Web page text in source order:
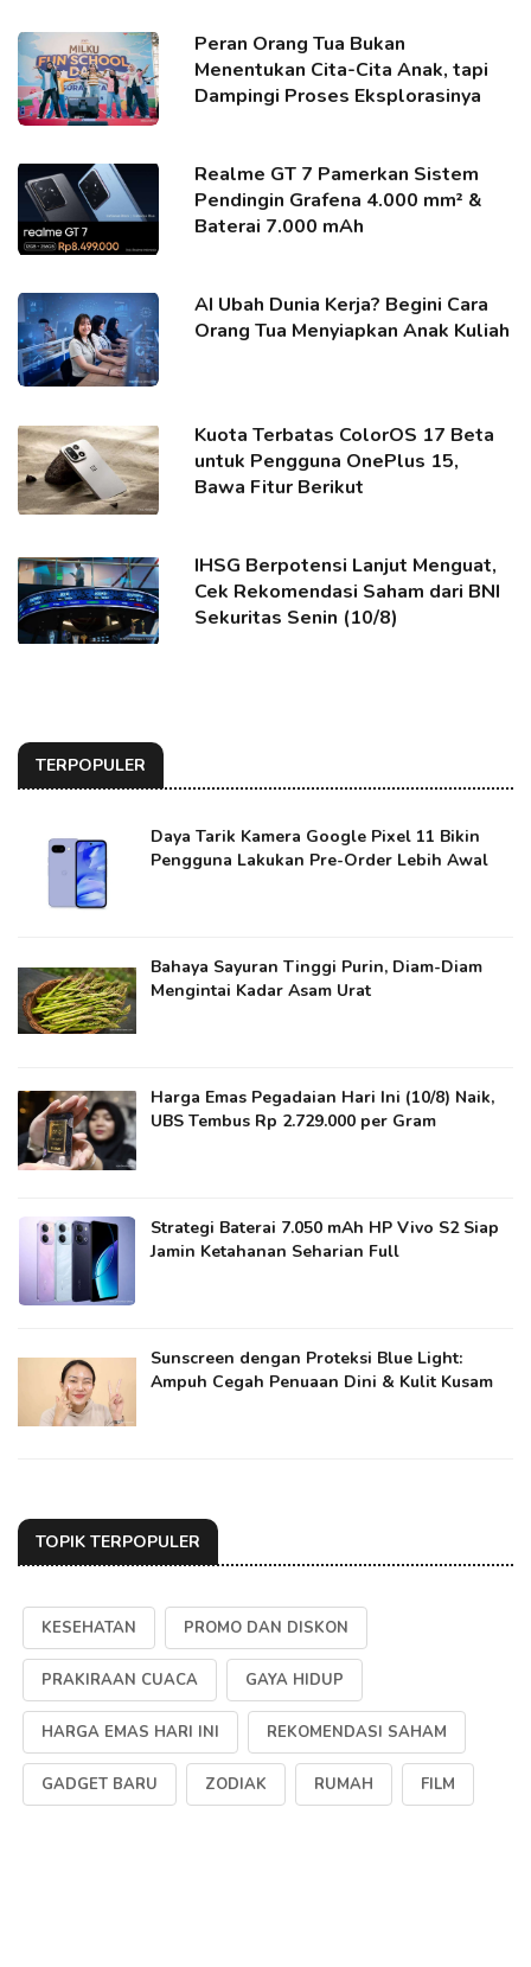
Peran Orang Tua Bukan
Menentukan Cita-Cita Anak, tapi
Dampingi Proses Eksplorasinya
Realme GT 7 Pamerkan Sistem
Pendingin Grafena 4.000 mm² &
Baterai 7.000 mAh
AI Ubah Dunia Kerja? Begini Cara
Orang Tua Menyiapkan Anak Kuliah
Kuota Terbatas ColorOS 17 Beta
untuk Pengguna OnePlus 15,
Bawa Fitur Berikut
IHSG Berpotensi Lanjut Menguat,
Cek Rekomendasi Saham dari BNI
Sekuritas Senin (10/8)
TERPOPULER
Daya Tarik Kamera Google Pixel 11 Bikin
Pengguna Lakukan Pre-Order Lebih Awal
Bahaya Sayuran Tinggi Purin, Diam-Diam
Mengintai Kadar Asam Urat
Harga Emas Pegadaian Hari Ini (10/8) Naik,
UBS Tembus Rp 2.729.000 per Gram
Strategi Baterai 7.050 mAh HP Vivo S2 Siap
Jamin Ketahanan Seharian Full
Sunscreen dengan Proteksi Blue Light:
Ampuh Cegah Penuaan Dini & Kulit Kusam
TOPIK TERPOPULER
KESEHATAN PROMO DAN DISKON
PRAKIRAAN CUACA GAYA HIDUP
HARGA EMAS HARI INI REKOMENDASI SAHAM
GADGET BARU ZODIAK RUMAH FILM